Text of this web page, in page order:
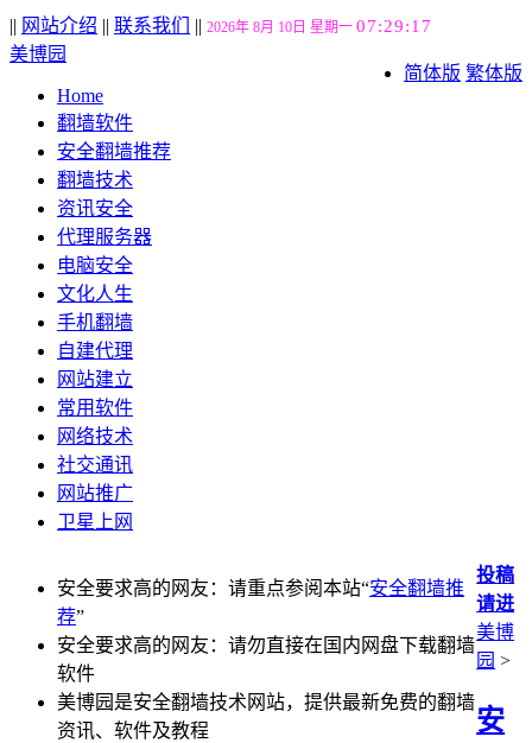
|| 网站介绍 || 联系我们 || 2026年 8月 10日 星期一 07:29:18
简体版 繁体版
美博园
Home
翻墙软件
安全翻墙推荐
翻墙技术
资讯安全
代理服务器
电脑安全
文化人生
手机翻墙
自建代理
网站建立
常用软件
网络技术
社交通讯
网站推广
卫星上网
安全要求高的网友：请重点参阅本站“安全翻墙推
荐”
安全要求高的网友：请勿直接在国内网盘下载翻墙
软件
美博园是安全翻墙技术网站，提供最新免费的翻墙
资讯、软件及教程
投稿
请进
美博
园 >
安